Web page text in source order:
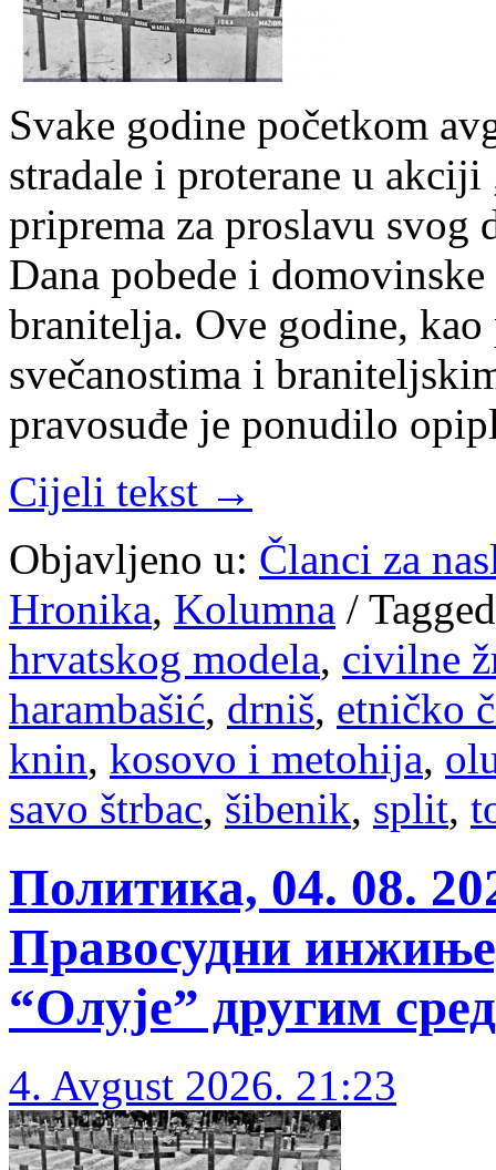
Svake godine početkom
stradale i proterane u
priprema za proslavu svog
Dana pobede i
branitelja. Ove godine,
svečanostima i
pravosuđe je ponudilo
Cijeli tekst →
Objavljeno u: Članci za
Hronika, Kolumna /
hrvatskog modela, civilne
harambašić, drniš, etničko
knin, kosovo i metohija,
savo štrbac, šibenik, split,
Политика, 04. 08.
Правосудни
“Олује” другим
4. Avgust 2026. 21:23